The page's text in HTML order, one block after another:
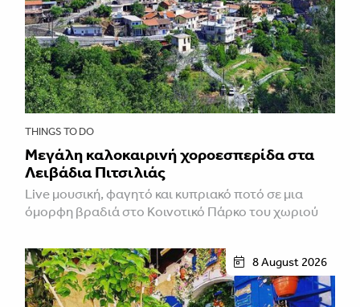
THINGS TO DO
Μεγάλη καλοκαιρινή χοροεσπερίδα στα
Λειβάδια Πιτσιλιάς
Live μουσική, φαγητό και κυπριακό ποτό σε μια
όμορφη βραδιά στο Κοινοτικό Πάρκο του χωριού
8 August 2026